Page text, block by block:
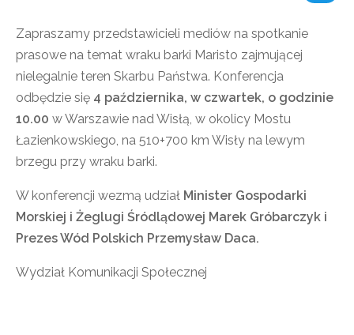
Zapraszamy przedstawicieli mediów na spotkanie
prasowe na temat wraku barki Maristo zajmującej
nielegalnie teren Skarbu Państwa. Konferencja
odbędzie się 4 października, w czwartek, o godzinie
10.00 w Warszawie nad Wisłą, w okolicy Mostu
Łazienkowskiego, na 510+700 km Wisły na lewym
brzegu przy wraku barki.
W konferencji wezmą udział Minister Gospodarki
Morskiej i Żeglugi Śródlądowej Marek Gróbarczyk i
Prezes Wód Polskich Przemysław Daca.
Wydział Komunikacji Społecznej